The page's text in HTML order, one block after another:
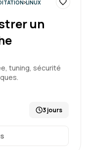
LINUX
un
tuning, sécurité
3 jours